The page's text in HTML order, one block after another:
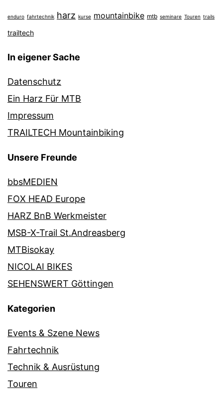
enduro fahrtechnik harz kurse mountainbike mtb seminare Touren trails
trailtech
In eigener Sache
Datenschutz
Ein Harz Für MTB
Impressum
TRAILTECH Mountainbiking
Unsere Freunde
bbsMEDIEN
FOX HEAD Europe
HARZ BnB Werkmeister
MSB-X-Trail St.Andreasberg
MTBisokay
NICOLAI BIKES
SEHENSWERT Göttingen
Kategorien
Events & Szene News
Fahrtechnik
Technik & Ausrüstung
Touren